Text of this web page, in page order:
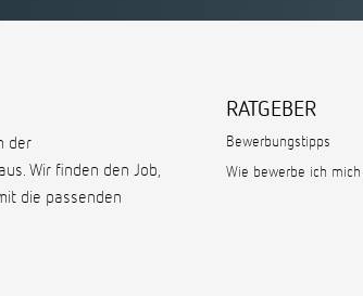
der
Wir finden den Job,
die passenden
RATGEBER
Bewerbungstipps
Wie bewerbe ich